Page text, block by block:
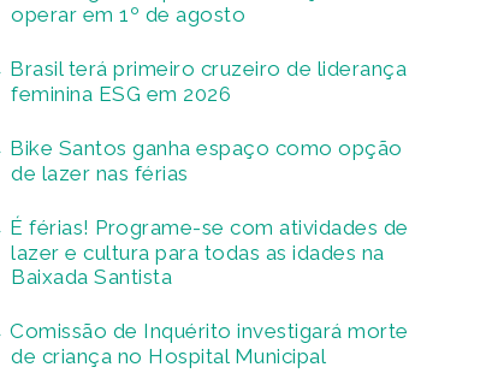
operar em 1º de agosto
Brasil terá primeiro cruzeiro de liderança
feminina ESG em 2026
Bike Santos ganha espaço como opção
de lazer nas férias
É férias! Programe-se com atividades de
lazer e cultura para todas as idades na
Baixada Santista
Comissão de Inquérito investigará morte
de criança no Hospital Municipal